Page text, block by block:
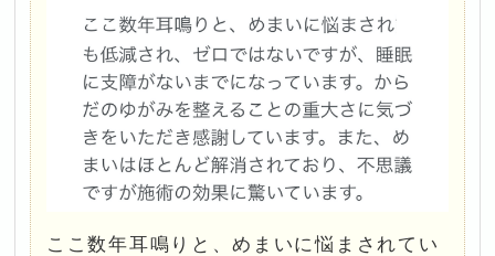
ここ数年耳鳴りと、めまいに悩まされてい